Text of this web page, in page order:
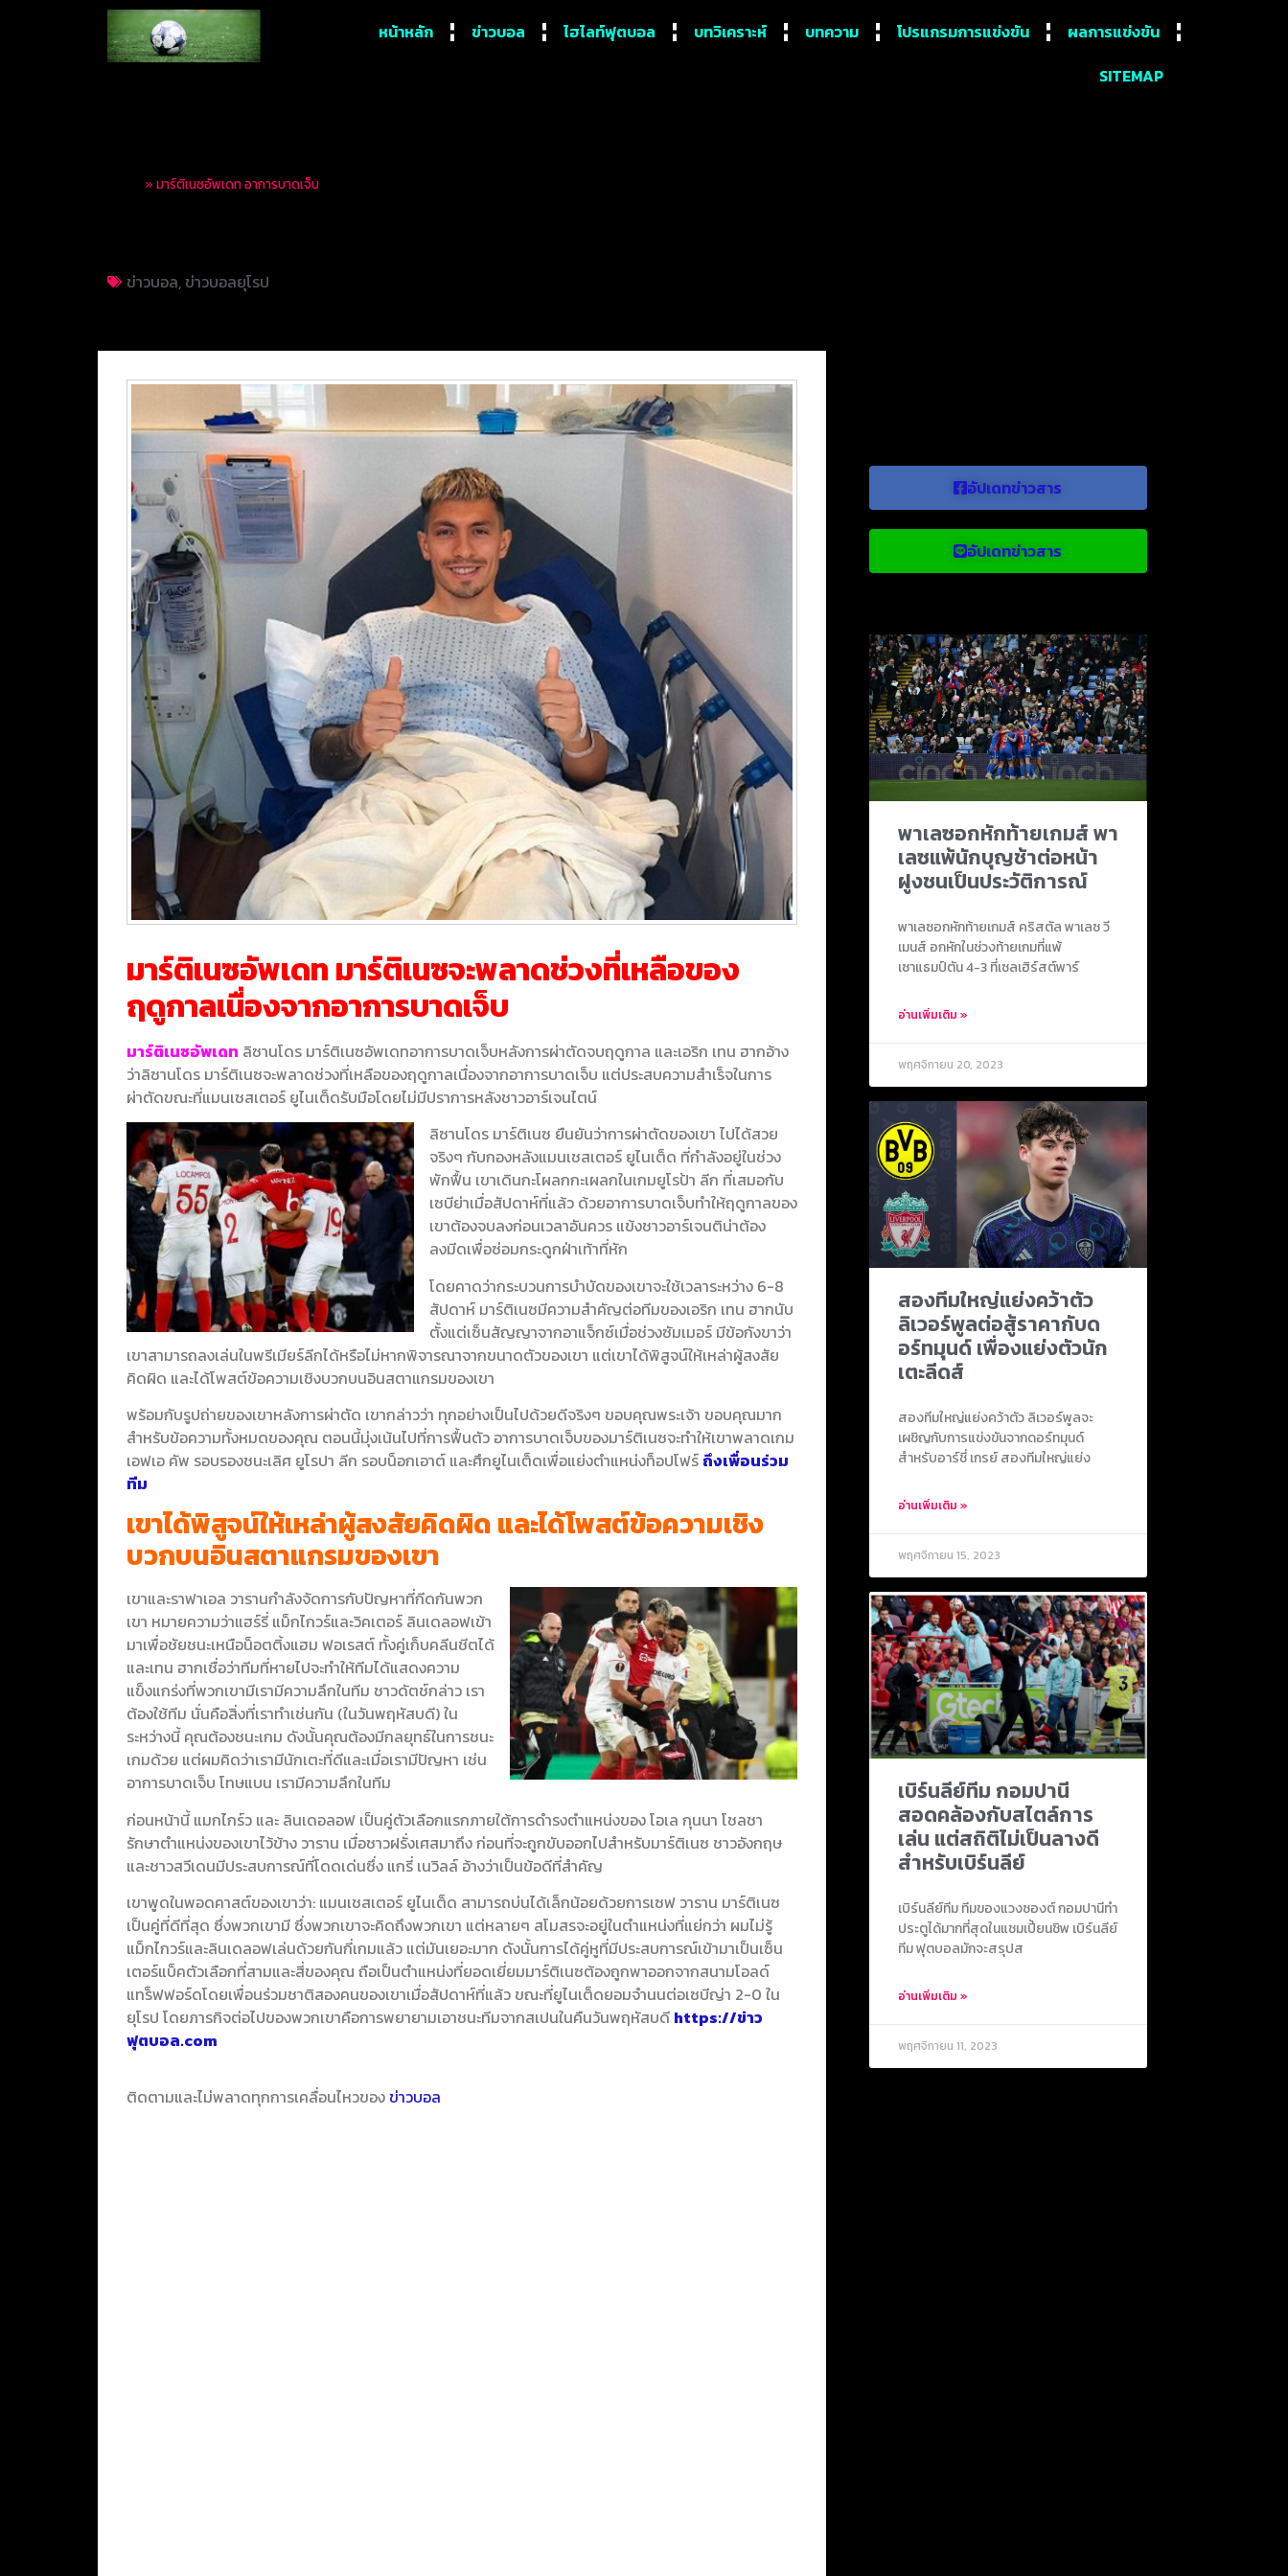
หน้าหลัก ข่าวบอล ไฮไลท์ฟุตบอล บทวิเคราะห์ บทความ โปรแกรมการแข่งขัน
ผลการแข่งขัน
SITEMAP
» มาร์ติเนซอัพเดท อาการบาดเจ็บ
ข่าวบอล, ข่าวบอลยุโรป
มาร์ติเนซอัพเดท มาร์ติเนซจะพลาดช่วงที่เหลือของ
ฤดูกาลเนื่องจากอาการบาดเจ็บ
มาร์ติเนซอัพเดท ลิซานโดร มาร์ติเนซอัพเดทอาการบาดเจ็บหลังการผ่าตัดจบฤดูกาล และเอริก เทน ฮากอ้าง
ว่าลิซานโดร มาร์ติเนซจะพลาดช่วงที่เหลือของฤดูกาลเนื่องจากอาการบาดเจ็บ แต่ประสบความสำเร็จในการ
ผ่าตัดขณะที่แมนเชสเตอร์ ยูไนเต็ดรับมือโดยไม่มีปราการหลังชาวอาร์เจนไตน์
ลิซานโดร มาร์ติเนซ ยืนยันว่าการผ่าตัดของเขา ไปได้สวย
จริงๆ กับกองหลังแมนเชสเตอร์ ยูไนเต็ด ที่กำลังอยู่ในช่วง
พักฟื้น เขาเดินกะโผลกกะเผลกในเกมยูโรป้า ลีก ที่เสมอกับ
เซบีย่าเมื่อสัปดาห์ที่แล้ว ด้วยอาการบาดเจ็บทำให้ฤดูกาลของ
เขาต้องจบลงก่อนเวลาอันควร แข้งชาวอาร์เจนติน่าต้อง
ลงมีดเพื่อซ่อมกระดูกฝ่าเท้าที่หัก
โดยคาดว่ากระบวนการบำบัดของเขาจะใช้เวลาระหว่าง 6-8
สัปดาห์ มาร์ติเนซมีความสำคัญต่อทีมของเอริก เทน ฮากนับ
ตั้งแต่เซ็นสัญญาจากอาแจ็กซ์เมื่อช่วงซัมเมอร์ มีข้อกังขาว่า
เขาสามารถลงเล่นในพรีเมียร์ลีกได้หรือไม่หากพิจารณาจากขนาดตัวของเขา แต่เขาได้พิสูจน์ให้เหล่าผู้สงสัย
คิดผิด และได้โพสต์ข้อความเชิงบวกบนอินสตาแกรมของเขา
พร้อมกับรูปถ่ายของเขาหลังการผ่าตัด เขากล่าวว่า ทุกอย่างเป็นไปด้วยดีจริงๆ ขอบคุณพระเจ้า ขอบคุณมาก
สำหรับข้อความทั้งหมดของคุณ ตอนนี้มุ่งเน้นไปที่การฟื้นตัว อาการบาดเจ็บของมาร์ติเนซจะทำให้เขาพลาดเกม
เอฟเอ คัพ รอบรองชนะเลิศ ยูโรปา ลีก รอบน็อกเอาต์ และศึกยูไนเต็ดเพื่อแย่งตำแหน่งท็อปโฟร์ ถึงเพื่อนร่วม
ทีม
เขาได้พิสูจน์ให้เหล่าผู้สงสัยคิดผิด และได้โพสต์ข้อความเชิง
บวกบนอินสตาแกรมของเขา
เขาและราฟาเอล วารานกำลังจัดการกับปัญหาที่กีดกันพวก
เขา หมายความว่าแฮร์รี่ แม็กไกวร์และวิคเตอร์ ลินเดลอฟเข้า
มาเพื่อชัยชนะเหนือน็อตติ้งแฮม ฟอเรสต์ ทั้งคู่เก็บคลีนชีตได้
และเทน ฮากเชื่อว่าทีมที่หายไปจะทำให้ทีมได้แสดงความ
แข็งแกร่งที่พวกเขามีเรามีความลึกในทีม ชาวดัตช์กล่าว เรา
ต้องใช้ทีม นั่นคือสิ่งที่เราทำเช่นกัน (ในวันพฤหัสบดี) ใน
ระหว่างนี้ คุณต้องชนะเกม ดังนั้นคุณต้องมีกลยุทธ์ในการชนะ
เกมด้วย แต่ผมคิดว่าเรามีนักเตะที่ดีและเมื่อเรามีปัญหา เช่น
อาการบาดเจ็บ โทษแบน เรามีความลึกในทีม
ก่อนหน้านี้ แมกไกร์ว และ ลินเดอลอฟ เป็นคู่ตัวเลือกแรกภายใต้การดำรงตำแหน่งของ โอเล กุนนา โชลชา
รักษาตำแหน่งของเขาไว้ข้าง วาราน เมื่อชาวฝรั่งเศสมาถึง ก่อนที่จะถูกขับออกไปสำหรับมาร์ติเนซ ชาวอังกฤษ
และชาวสวีเดนมีประสบการณ์ที่โดดเด่นซึ่ง แกรี่ เนวิลล์ อ้างว่าเป็นข้อดีที่สำคัญ
เขาพูดในพอดคาสต์ของเขาว่า: แมนเชสเตอร์ ยูไนเต็ด สามารถบ่นได้เล็กน้อยด้วยการเซฟ วาราน มาร์ติเนซ
เป็นคู่ที่ดีที่สุด ซึ่งพวกเขามี ซึ่งพวกเขาจะคิดถึงพวกเขา แต่หลายๆ สโมสรจะอยู่ในตำแหน่งที่แย่กว่า ผมไม่รู้
แม็กไกวร์และลินเดลอฟเล่นด้วยกันกี่เกมแล้ว แต่มันเยอะมาก ดังนั้นการได้คู่หูที่มีประสบการณ์เข้ามาเป็นเซ็น
เตอร์แบ็คตัวเลือกที่สามและสี่ของคุณ ถือเป็นตำแหน่งที่ยอดเยี่ยมมาร์ติเนซต้องถูกพาออกจากสนามโอลด์
แทร็ฟฟอร์ดโดยเพื่อนร่วมชาติสองคนของเขาเมื่อสัปดาห์ที่แล้ว ขณะที่ยูไนเต็ดยอมจำนนต่อเซบีญ่า 2-0 ใน
ยุโรป โดยภารกิจต่อไปของพวกเขาคือการพยายามเอาชนะทีมจากสเปนในคืนวันพฤหัสบดี https://ข่าว
ฟุตบอล.com
ติดตามและไม่พลาดทุกการเคลื่อนไหวของ ข่าวบอล
อัปเดทข่าวสาร
อัปเดทข่าวสาร
พาเลซอกหักท้ายเกมส์ พา
เลซแพ้นักบุญช้าต่อหน้า
ฝูงชนเป็นประวัติการณ์
พาเลซอกหักท้ายเกมส์ คริสตัล พาเลซ วี
เมนส์ อกหักในช่วงท้ายเกมที่แพ้
เซาแธมป์ตัน 4-3 ที่เซลเฮิร์สต์พาร์
อ่านเพิ่มเติม »
พฤศจิกายน 20, 2023
สองทีมใหญ่แย่งคว้าตัว
ลิเวอร์พูลต่อสู้ราคากับด
อร์ทมุนด์ เพื่องแย่งตัวนัก
เตะลีดส์
สองทีมใหญ่แย่งคว้าตัว ลิเวอร์พูลจะ
เผชิญกับการแข่งขันจากดอร์ทมุนด์
สำหรับอาร์ชี่ เกรย์ สองทีมใหญ่แย่ง
อ่านเพิ่มเติม »
พฤศจิกายน 15, 2023
เบิร์นลีย์ทีม กอมปานี
สอดคล้องกับสไตล์การ
เล่น แต่สถิติไม่เป็นลางดี
สำหรับเบิร์นลีย์
เบิร์นลีย์ทีม ทีมของแวงซองต์ กอมปานีทำ
ประตูได้มากที่สุดในแชมเปี้ยนชิพ เบิร์นลีย์
ทีม ฟุตบอลมักจะสรุปส
อ่านเพิ่มเติม »
พฤศจิกายน 11, 2023